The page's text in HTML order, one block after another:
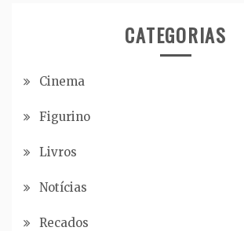
CATEGORIAS
Cinema
Figurino
Livros
Notícias
Recados